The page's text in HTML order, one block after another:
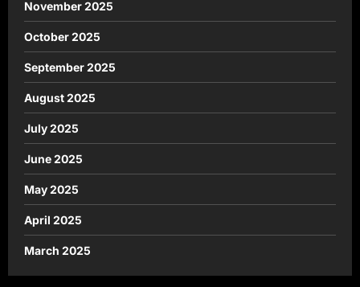
November 2025
October 2025
September 2025
August 2025
July 2025
June 2025
May 2025
April 2025
March 2025